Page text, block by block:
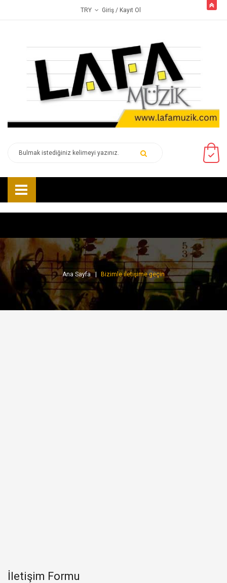
TRY Giriş / Kayıt Ol
Ana Sayfa Bizimle iletişime geçin
İletişim Formu